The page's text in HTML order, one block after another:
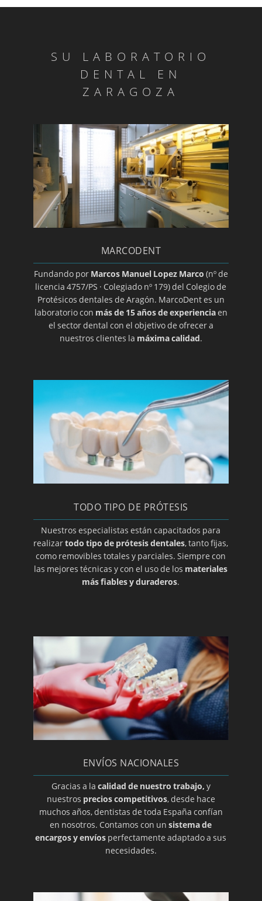
SU LABORATORIO
DENTAL EN
ZARAGOZA
MARCODENT
Fundando por Marcos Manuel Lopez Marco (nº de
licencia 4757/PS · Colegiado nº 179) del Colegio de
Protésicos dentales de Aragón. MarcoDent es un
laboratorio con más de 15 años de experienciaen
el sector dental con el objetivo de ofrecer a
nuestros clientes la máxima calidad.
TODO TIPO DE PRÓTESIS
Nuestros especialistas están capacitados para
realizartodo tipo de prótesis dentales, tanto fijas,
como removibles totales y parciales. Siempre con
las mejores técnicas y con el uso de los materiales
más fiables y duraderos.
ENVÍOS NACIONALES
Gracias a la calidad de nuestro trabajo, y
nuestros precios competitivos, desde hace
muchos años, dentistas de toda España confían
en nosotros. Contamos con unsistema de
encargos y envíos perfectamente adaptado a sus
necesidades.